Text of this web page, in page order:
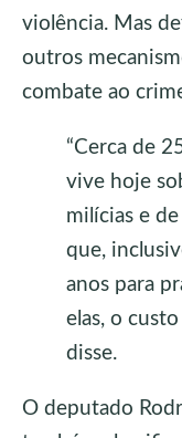
violência. Mas
outros
combate ao
“Cerca de
vive hoje
milícias e
que,
anos para
elas, o
disse.
O deputado